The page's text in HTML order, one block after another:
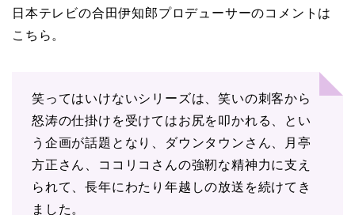
日本テレビの合田伊知郎プロデューサーのコメントは
こちら。
笑ってはいけないシリーズは、笑いの刺客から
怒涛の仕掛けを受けてはお尻を叩かれる、とい
う企画が話題となり、ダウンタウンさん、月亭
方正さん、ココリコさんの強靭な精神力に支え
られて、長年にわたり年越しの放送を続けてき
ました。